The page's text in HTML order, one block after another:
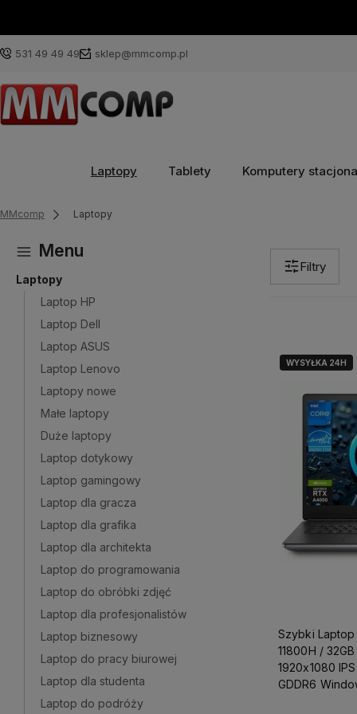
531 49 49 49 sklep@mmcomp.pl
Laptopy Tablety Komputery
MMcomp Laptopy
Menu
Laptopy
Laptop HP
Laptop Dell
Laptop ASUS
Laptop Lenovo
Laptopy nowe
Małe laptopy
Duże laptopy
Laptop dotykowy
Laptop gamingowy
Laptop dla gracza
Laptop dla grafika
Laptop dla architekta
Laptop do programowania
Laptop do obróbki zdjęć
Laptop dla profesjonalistów
Laptop biznesowy
Laptop do pracy biurowej
Laptop dla studenta
Laptop do podróży
Filtry
WYSYŁKA 24H
Szybki
11800H /
1920x1080
GDDR6